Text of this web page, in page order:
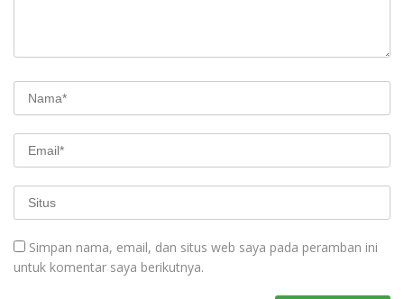
Simpan nama, email, dan situs web saya pada peramban ini
untuk komentar saya berikutnya.